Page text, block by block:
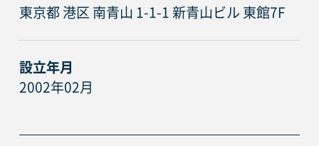
東京都 港区 南青山 1-1-1 新青山ビル 東館7F
設立年月
2002年02月